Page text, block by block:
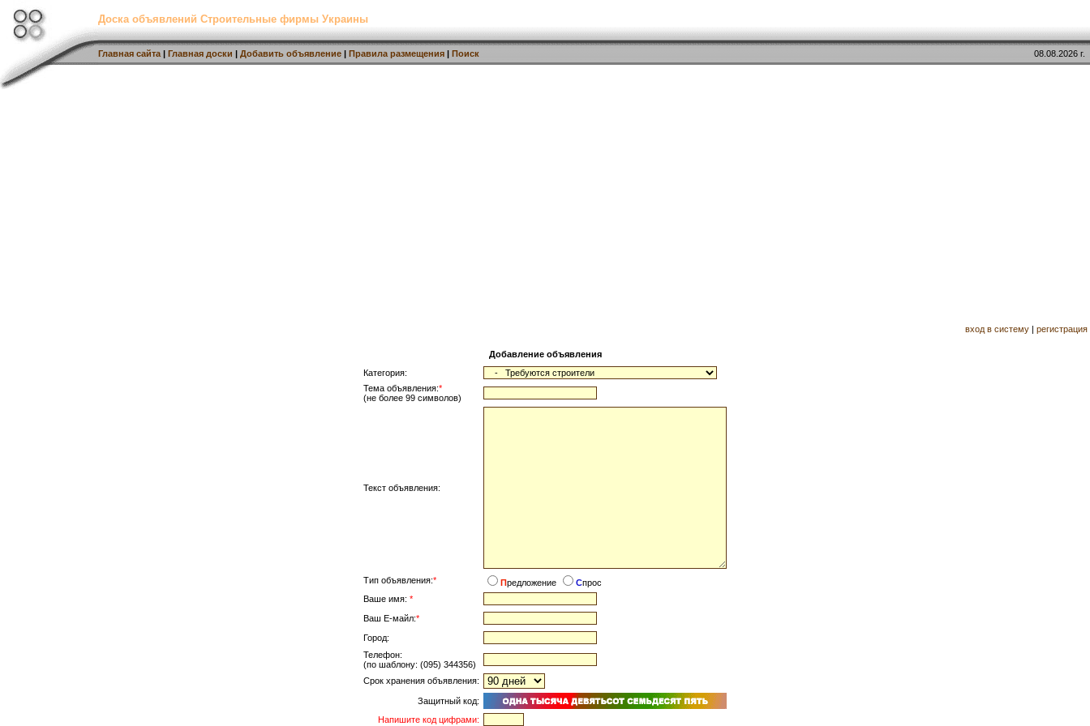
Доска объявлений Строительные фирмы Украины
Главная сайта | Главная доски | Добавить объявление | Правила размещения | Поиск 08.08.2026 г.
вход в систему | регистрация
Добавление объявления
Категория:
Тема объявления:*
(не более 99 символов)
Текст объявления:
Тип объявления:* Предложение Спрос
Ваше имя: *
Ваш Е-майл:*
Город:
Телефон:
(по шаблону: (095) 344356)
Срок хранения объявления:
Защитный код:
Напишите код цифрами: